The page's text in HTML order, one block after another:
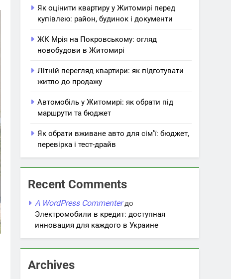
Як оцінити квартиру у Житомирі перед
купівлею: район, будинок і документи
ЖК Мрія на Покровському: огляд
новобудови в Житомирі
Літній перегляд квартири: як підготувати
житло до продажу
Автомобіль у Житомирі: як обрати під
маршрути та бюджет
Як обрати вживане авто для сім’ї: бюджет,
перевірка і тест-драйв
Recent Comments
A WordPress Commenterдо
Электромобили в кредит: доступная
инновация для каждого в Украине
Archives